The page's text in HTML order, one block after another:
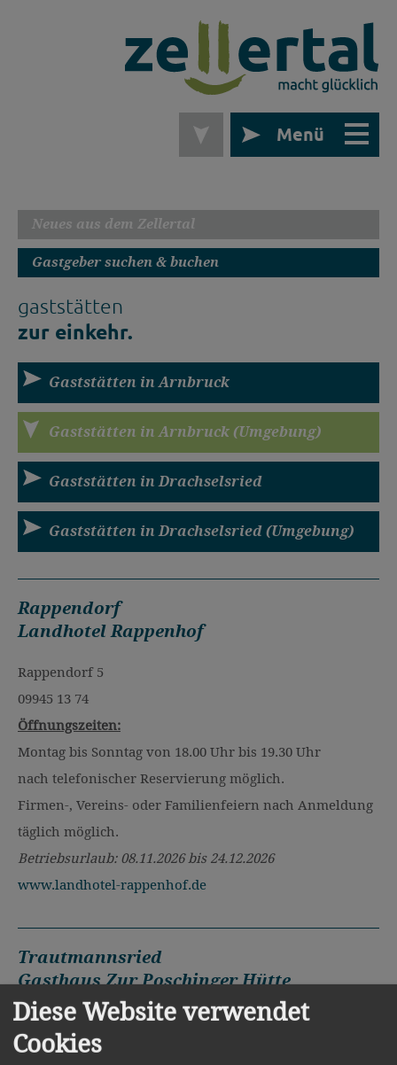
Menü
Neues aus dem Zellertal
Gastgeber suchen & buchen
gaststätten
zur einkehr.
Gaststätten in Arnbruck
Gaststätten in Arnbruck (Umgebung)
Gaststätten in Drachselsried
Gaststätten in Drachselsried (Umgebung)
Rappendorf
Landhotel Rappenhof
Rappendorf 5
09945 13 74
Öffnungszeiten:
Montag bis Sonntag von 18.00 Uhr bis 19.30 Uhr
nach telefonischer Reservierung möglich.
Firmen-, Vereins- oder Familienfeiern nach Anmeldung
täglich möglich.
Betriebsurlaub: 08.11.2026 bis 24.12.2026
www.landhotel-rappenhof.de
Trautmannsried
Gasthaus Zur Poschinger Hütte
Trautmannsried 10
09945 349
Diese Website verwendet
Cookies